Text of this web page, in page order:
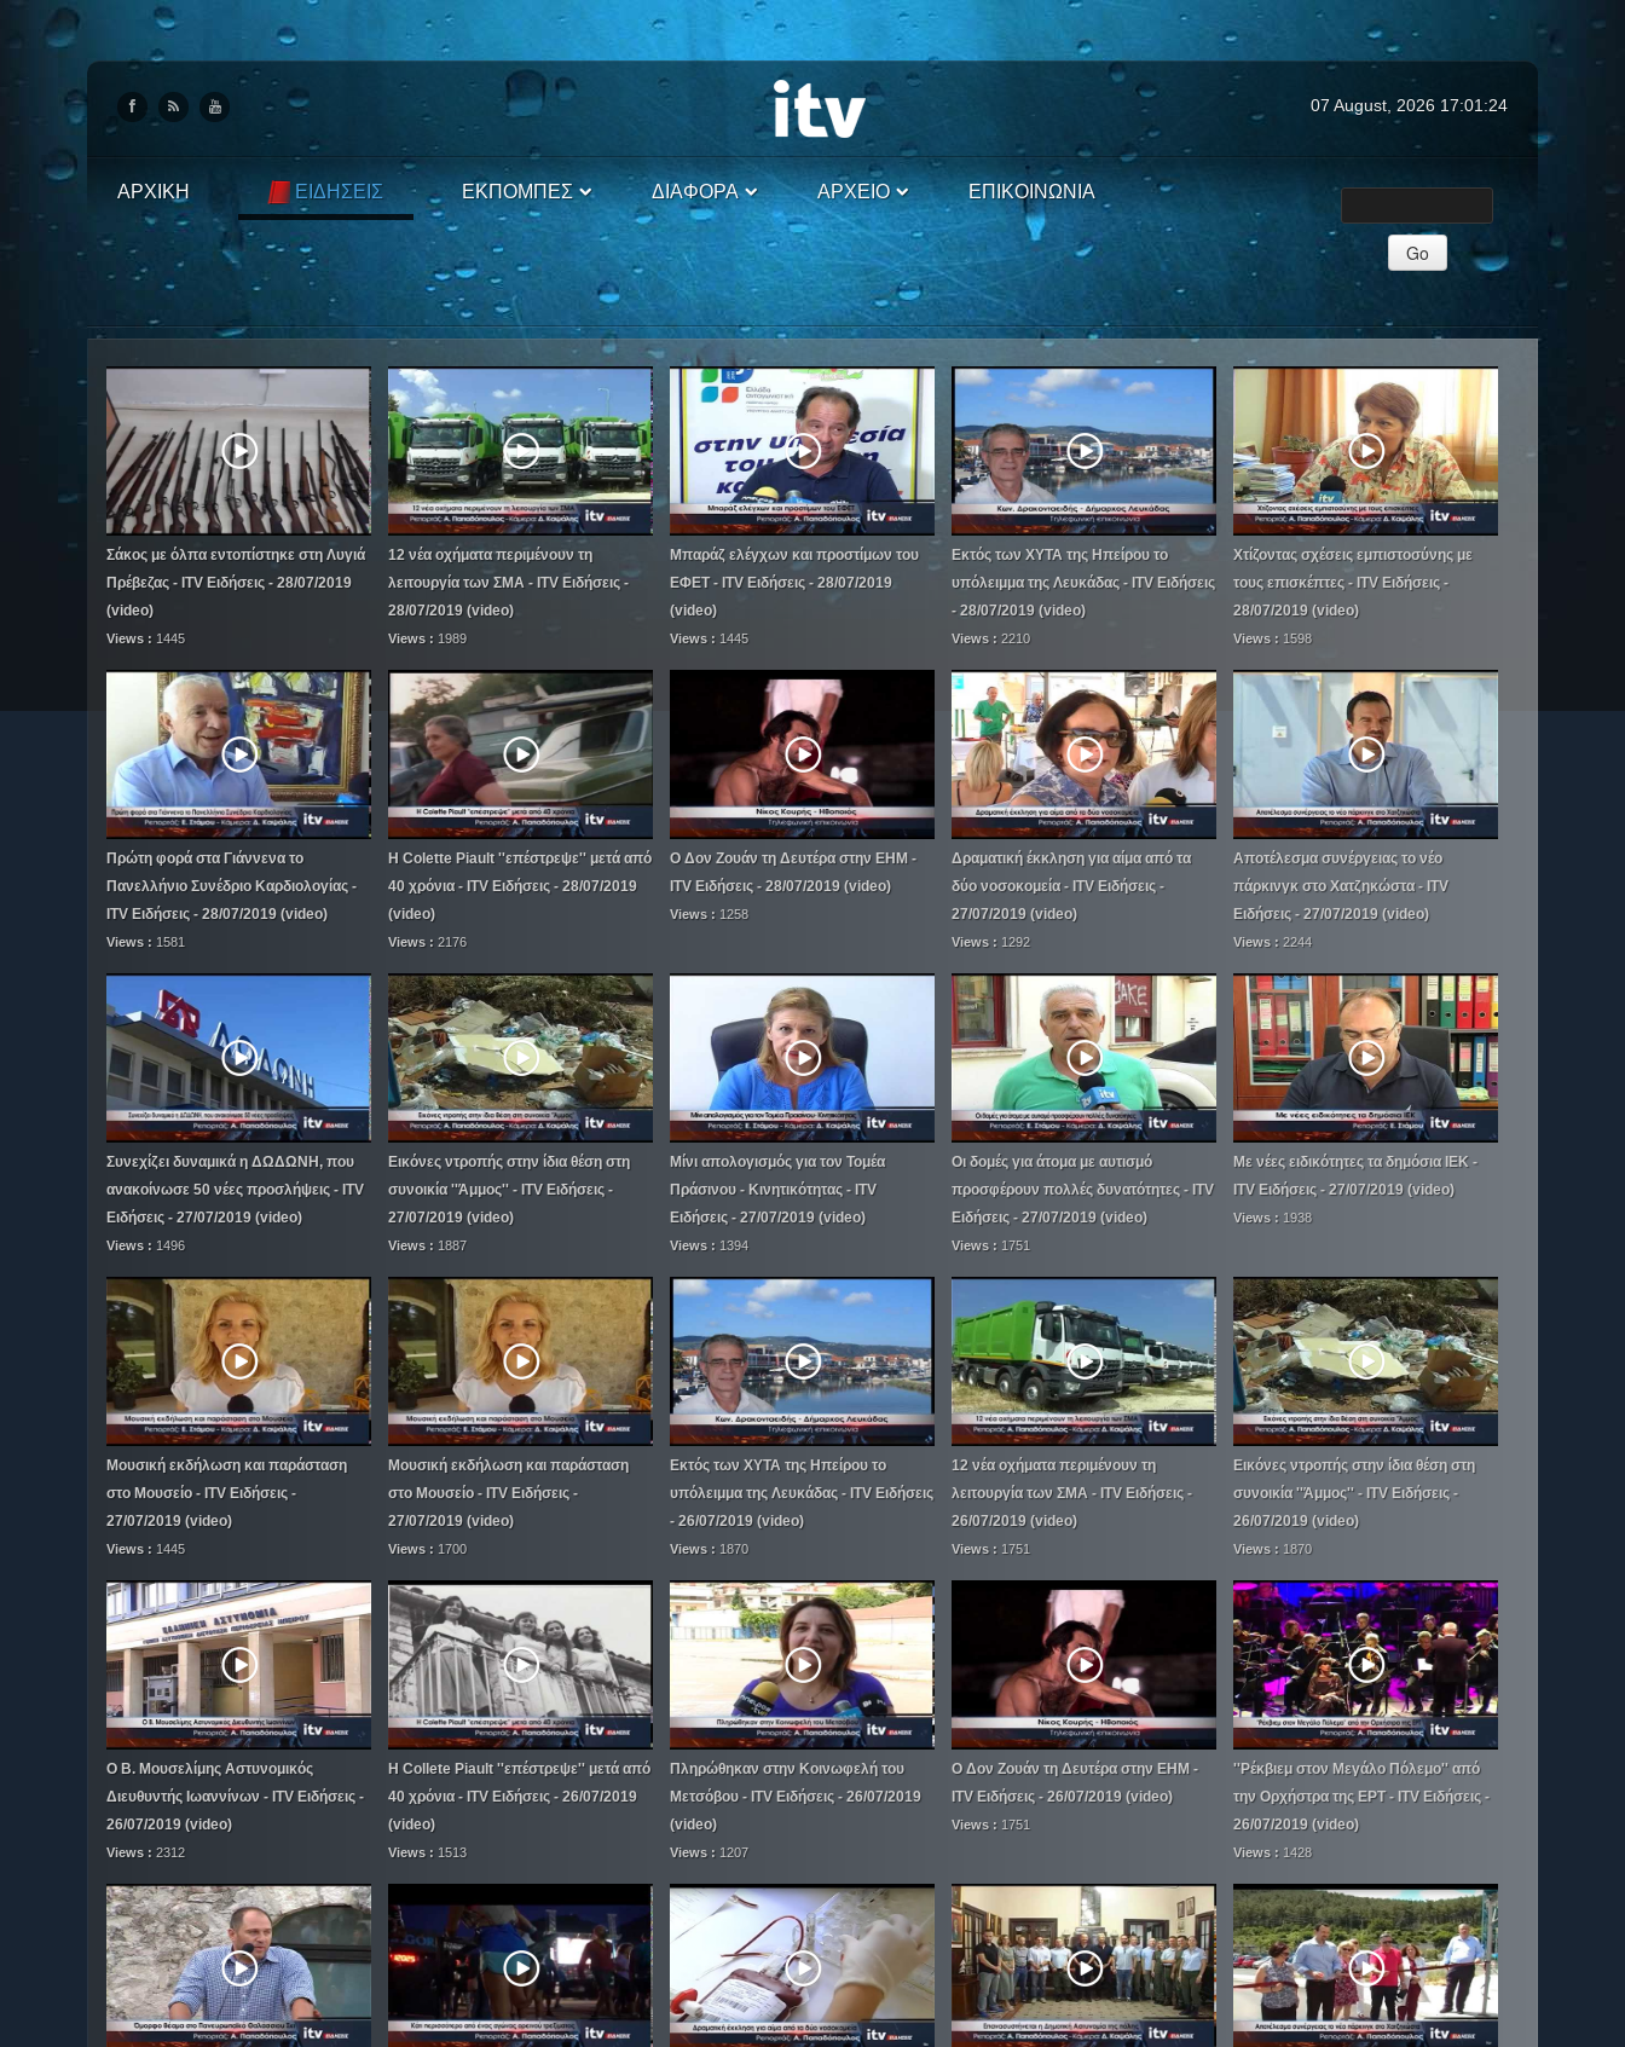
07 August, 2026 17:01:26
ΑΡΧΙΚΗ ΕΙΔΗΣΕΙΣ ΕΚΠΟΜΠΕΣ ΔΙΑΦΟΡΑ ΑΡΧΕΙΟ ΕΠΙΚΟΙΝΩΝΙΑ
Σάκος με όλπα εντοπίστηκε στη Λυγιά
Πρέβεζας - ITV Ειδήσεις - 28/07/2019
(video)
Views : 1445
12 νέα οχήματα περιμένουν τη
λειτουργία των ΣΜΑ - ITV Ειδήσεις -
28/07/2019 (video)
Views : 1989
Μπαράζ ελέγχων και προστίμων του
ΕΦΕΤ - ITV Ειδήσεις - 28/07/2019
(video)
Views : 1445
Εκτός των ΧΥΤΑ της Ηπείρου το
υπόλειμμα της Λευκάδας - ITV Ειδήσεις
- 28/07/2019 (video)
Views : 2210
Χτίζοντας σχέσεις εμπιστοσύνης με
τους επισκέπτες - ITV Ειδήσεις -
28/07/2019 (video)
Views : 1598
Πρώτη φορά στα Γιάννενα το
Πανελλήνιο Συνέδριο Καρδιολογίας -
ITV Ειδήσεις - 28/07/2019 (video)
Views : 1581
Η Colette Piault ''επέστρεψε'' μετά από
40 χρόνια - ITV Ειδήσεις - 28/07/2019
(video)
Views : 2176
Ο Δον Ζουάν τη Δευτέρα στην ΕΗΜ -
ITV Ειδήσεις - 28/07/2019 (video)
Views : 1258
Δραματική έκκληση για αίμα από τα
δύο νοσοκομεία - ITV Ειδήσεις -
27/07/2019 (video)
Views : 1292
Αποτέλεσμα συνέργειας το νέο
πάρκινγκ στο Χατζηκώστα - ITV
Ειδήσεις - 27/07/2019 (video)
Views : 2244
Συνεχίζει δυναμικά η ΔΩΔΩΝΗ, που
ανακοίνωσε 50 νέες προσλήψεις - ITV
Ειδήσεις - 27/07/2019 (video)
Views : 1496
Εικόνες ντροπής στην ίδια θέση στη
συνοικία ''Άμμος'' - ITV Ειδήσεις -
27/07/2019 (video)
Views : 1887
Μίνι απολογισμός για τον Τομέα
Πράσινου - Κινητικότητας - ITV
Ειδήσεις - 27/07/2019 (video)
Views : 1394
Οι δομές για άτομα με αυτισμό
προσφέρουν πολλές δυνατότητες - ITV
Ειδήσεις - 27/07/2019 (video)
Views : 1751
Με νέες ειδικότητες τα δημόσια ΙΕΚ -
ITV Ειδήσεις - 27/07/2019 (video)
Views : 1938
Μουσική εκδήλωση και παράσταση
στο Μουσείο - ITV Ειδήσεις -
27/07/2019 (video)
Views : 1445
Μουσική εκδήλωση και παράσταση
στο Μουσείο - ITV Ειδήσεις -
27/07/2019 (video)
Views : 1700
Εκτός των ΧΥΤΑ της Ηπείρου το
υπόλειμμα της Λευκάδας - ITV Ειδήσεις
- 26/07/2019 (video)
Views : 1870
12 νέα οχήματα περιμένουν τη
λειτουργία των ΣΜΑ - ITV Ειδήσεις -
26/07/2019 (video)
Views : 1751
Εικόνες ντροπής στην ίδια θέση στη
συνοικία ''Άμμος'' - ITV Ειδήσεις -
26/07/2019 (video)
Views : 1870
Ο Β. Μουσελίμης Αστυνομικός
Διευθυντής Ιωαννίνων - ITV Ειδήσεις -
26/07/2019 (video)
Views : 2312
Η Collete Piault ''επέστρεψε'' μετά από
40 χρόνια - ITV Ειδήσεις - 26/07/2019
(video)
Views : 1513
Πληρώθηκαν στην Κοινωφελή του
Μετσόβου - ITV Ειδήσεις - 26/07/2019
(video)
Views : 1207
Ο Δον Ζουάν τη Δευτέρα στην ΕΗΜ -
ITV Ειδήσεις - 26/07/2019 (video)
Views : 1751
''Ρέκβιεμ στον Μεγάλο Πόλεμο'' από
την Ορχήστρα της ΕΡΤ - ITV Ειδήσεις -
26/07/2019 (video)
Views : 1428